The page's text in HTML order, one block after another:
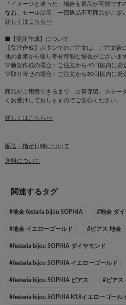
「イメージと違った」場合も返品が可能です
なお、セール品等、一部返品不可商品がござ
詳しくはこちら>>
■【受注作成】について
【受注作成】ボタンでのご注文は、ご注文後
他の倉庫から取り寄せ可能な場合がございます
▽新規作成の場合：ご注文から40日以内に発
▽取り寄せの場合：ご注文から20日以内に発
商品がご用意できるまで「出荷保留」ステー
くお受けしておりますのでご安心ください。
詳しくはこちら>>
配送・指定日時について
送料について
関連するタグ
#地金 festaria bijou SOPHIA #地金 ダ
#地金 イエローゴールド #ピアス 地金
#festaria bijou SOPHIA ダイヤモンド
#festaria bijou SOPHIA イエローゴールド
#festaria bijou SOPHIA ピアス #ピアス
#festaria bijou SOPHIA K18イエローゴール